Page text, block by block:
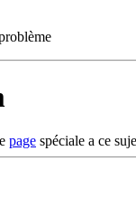
page spéciale a ce